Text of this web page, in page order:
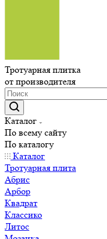
Тротуарная плитка
от производителя
Каталог
По всему сайту
По каталогу
Каталог
Тротуарная плита
Абрис
Арбор
Квадрат
Классико
Литос